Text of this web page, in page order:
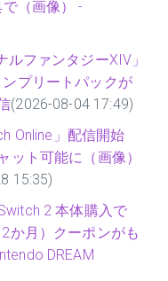
（画像） -
ファンタジーXIV」
プリートパックが
(2026-08-04 17:49)
Online」配信開始
ット可能に（画像）
15:35)
2 本体購入で
か月）クーポンがも
DREAM